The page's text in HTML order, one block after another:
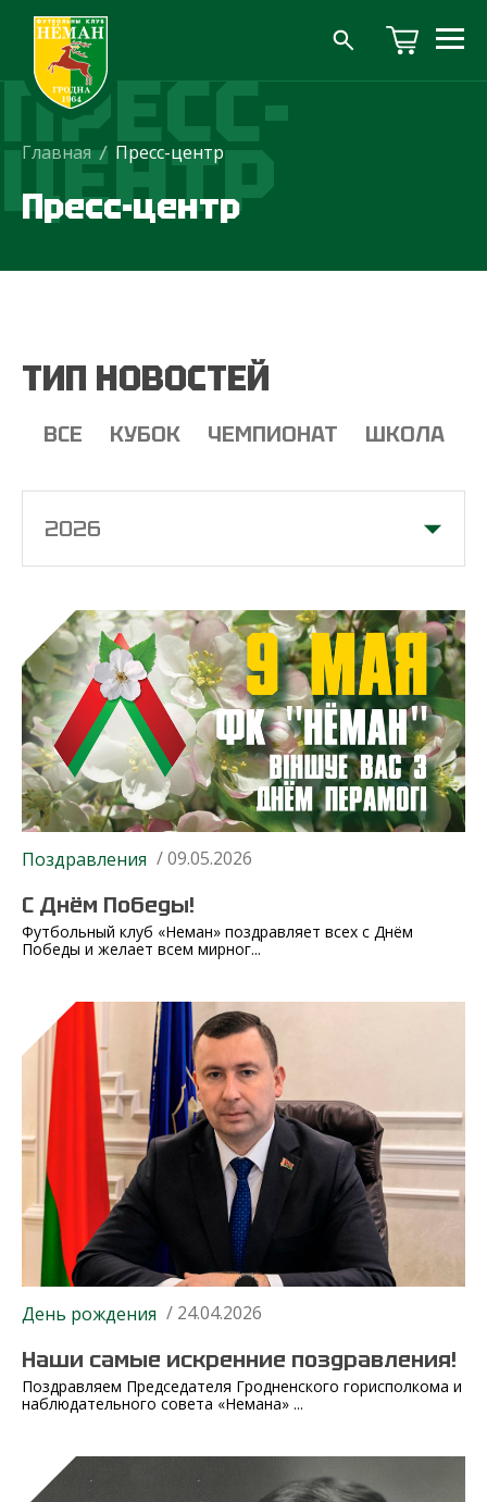
ПРЕСС-
ЦЕНТР
Главная / Пресс-центр
Пресс-центр
2026
ТИП НОВОСТЕЙ
ВСЕ КУБОК ЧЕМПИОНАТ ШКОЛА
Поздравления / 09.05.2026
С Днём Победы!
Футбольный клуб «Неман» поздравляет всех с Днём
Победы и желает всем мирног...
День рождения / 24.04.2026
Наши самые искренние поздравления!
Поздравляем Председателя Гродненского горисполкома и
наблюдательного совета «Немана» ...